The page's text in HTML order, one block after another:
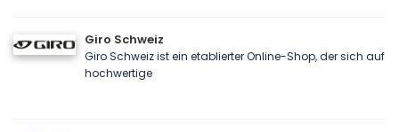
Giro Schweiz
Giro Schweiz ist ein etablierter Online-Shop, der sich auf
hochwertige